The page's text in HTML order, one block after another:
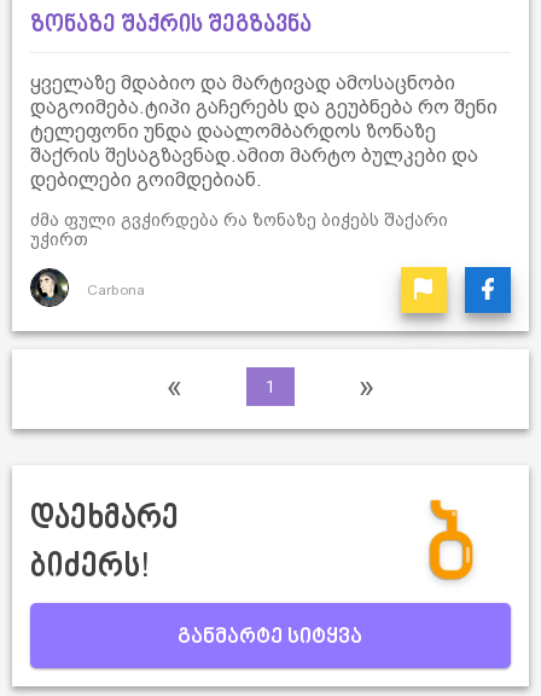
ზონაზე შაქრის შეგზავნა
ყველაზე მდაბიო და მარტივად ამოსაცნობი
დაგოიმება.ტიპი გაჩერებს და გეუბნება რო შენი
ტელეფონი უნდა დაალომბარდოს ზონაზე
შაქრის შესაგზავნად.ამით მარტო ბულკები და
დებილები გოიმდებიან.
ძმა ფული გვჭირდება რა ზონაზე ბიჭებს შაქარი
უჭირთ
Carbona
« 1 »
დაეხმარე
ბიძერს!
განმარტე სიტყვა